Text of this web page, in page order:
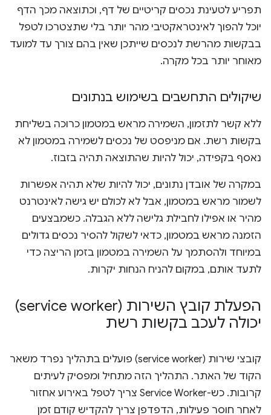
תפריע לטעינת נכסים קריטיים של דף, וכתוצאה מכך הדף
יוכל להפוך לאינטראקטיבי מהר יותר בלי שתצטרכו לטפל
בבקשות מהרשת לנכסים שייתכן שאין בהם צורך עד למועד
מאוחר יותר בכל מקרה.
שיקולים התחשבים בשימוש בנתונים
ללא קשר לתזמון, השמירה מראש במטמון כרוכה בשליחת
בקשות רשת. אם מניפסט של נכסים לשמירה במטמון לא
נאסף בקפידה, יכול להיות שהתוצאה תהיה בזבוז.
במקרה של אובדן נתונים, יכול להיות שלא תהיה אפשרות
לשמור מראש במטמון, אבל לא לכולם יש גישה לאינטרנט
מהיר או אפילו לחבילת גלישה ללא הגבלה. כשמבצעים
הזמנה מראש במטמון, כדאי לשקול להסיר נכסים גדולים
במיוחד ולהסתמך על השמירה במטמון בזמן הריצה כדי
לתעד אותם, במקום להניח הנחות יקרות.
הפעלת קובץ השירות (service worker)
יכולה לעכב בקשות רשת
קובצי שירות (service worker) פועלים בתהליך נפרד משאר
הקוד של האתר. התהליך הזה מתחיל ומפסיק לעיתים
קרובות. כש-Service Worker צריך לטפל באירוע אחזור
לאחר חוסר פעילות, הדפדפן צריך להקדיש קודם זמן